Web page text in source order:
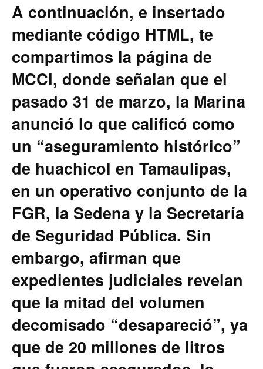
A continuación, e insertado
mediante código HTML, te
compartimos la página de
MCCI, donde señalan que el
pasado 31 de marzo, la Marina
anunció lo que calificó como
un “aseguramiento histórico”
de huachicol en Tamaulipas,
en un operativo conjunto de la
FGR, la Sedena y la Secretaría
de Seguridad Pública. Sin
embargo, afirman que
expedientes judiciales revelan
que la mitad del volumen
decomisado “desapareció”, ya
que de 20 millones de litros